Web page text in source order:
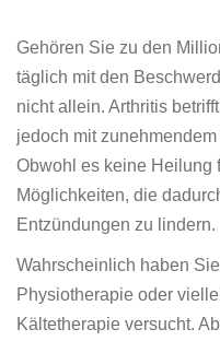
Gehören Sie zu den
täglich mit den
nicht allein. Arthritis
jedoch mit
Obwohl es keine Heilung
Möglichkeiten, die
Entzündungen zu lindern.
Wahrscheinlich haben
Physiotherapie oder
Kältetherapie versucht.